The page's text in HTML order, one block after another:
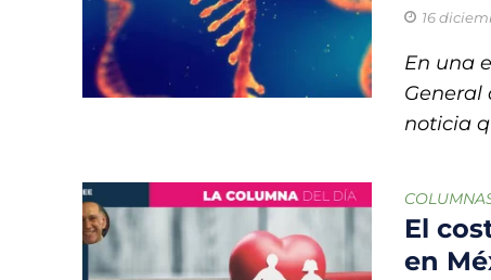
16
En una
General
noticia
El
en